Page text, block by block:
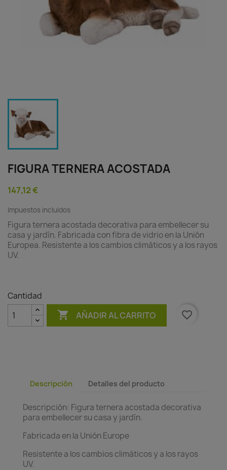
FIGURA TERNERA ACOSTADA
147,12 €
Impuestos incluidos
Figura ternera acostada decorativa para embellecer su
casa y jardín. Fabricada con fibra de vidrio en la Unión
Europea. Resistente a los cambios climáticos y a los rayos
UV.
Cantidad
 AÑADIR AL CARRITO favorite_border
Descripción Detalles del producto
Descripción: Figura ternera acostada decorativa
para embellecer su casa y jardín.
Fabricada en la Unión Europe
Resistente a los cambios climáticos y a los rayos
UV.